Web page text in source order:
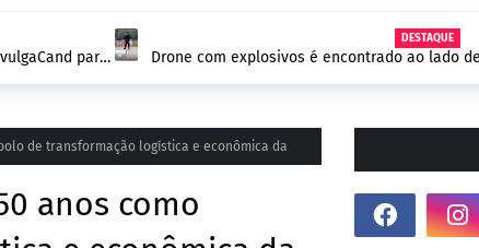
para
DESTAQUE
Drone com explosivos é encontrado ao lado
de transformação logística e econômica da
anos como